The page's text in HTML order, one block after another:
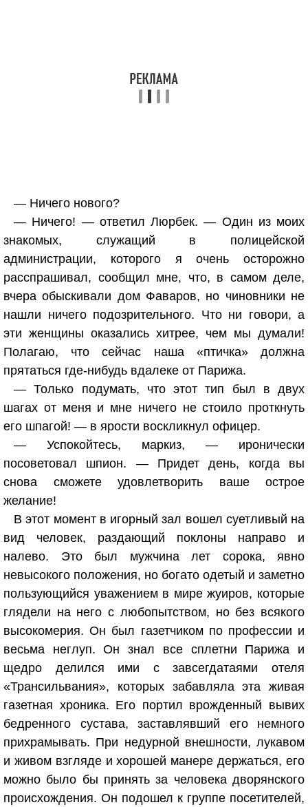
— Ничего нового?
— Ничего! — ответил Люрбек. — Один из моих
знакомых, служащий в полицейской
администрации, которого я очень осторожно
расспрашивал, сообщил мне, что, в самом деле,
вчера обыскивали дом Фаваров, но чиновники не
нашли ничего подозрительного. Что ни говори, а
эти женщины оказались хитрее, чем мы думали!
Полагаю, что сейчас наша «птичка» должна
прятаться где-нибудь вдалеке от Парижа.
— Только подумать, что этот тип был в двух
шагах от меня и мне ничего не стоило проткнуть
его шпагой! — в ярости воскликнул офицер.
— Успокойтесь, маркиз, — иронически
посоветовал шпион. — Придет день, когда вы
снова сможете удовлетворить ваше острое
желание!
В этот момент в игорный зал вошел суетливый на
вид человек, раздающий поклоны направо и
налево. Это был мужчина лет сорока, явно
невысокого положения, но богато одетый и заметно
пользующийся уважением в мире жуиров, которые
глядели на него с любопытством, но без всякого
высокомерия. Он был газетчиком по профессии и
весьма неглуп. Он знал все сплетни Парижа и
щедро делился ими с завсегдатаями отеля
«Трансильвания», которых забавляла эта живая
газетная хроника. Его портил врожденный вывих
бедренного сустава, заставлявший его немного
прихрамывать. При недурной внешности, лукавом
и живом взгляде и хорошей манере держаться, его
можно было бы принять за человека дворянского
происхождения. Он подошел к группе посетителей,